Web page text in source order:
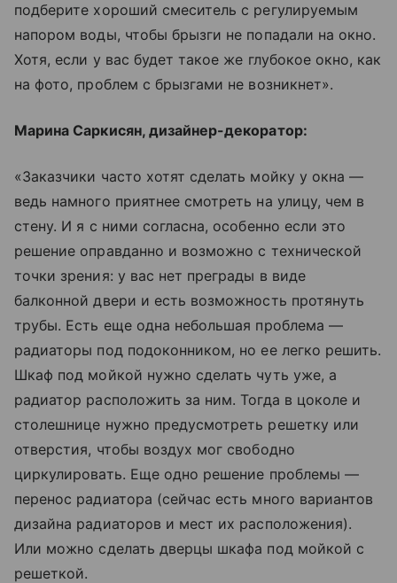
подберите хороший смеситель с регулируемым
напором воды, чтобы брызги не попадали на окно.
Хотя, если у вас будет такое же глубокое окно, как
на фото, проблем с брызгами не возникнет».
Марина Саркисян, дизайнер-декоратор:
«Заказчики часто хотят сделать мойку у окна —
ведь намного приятнее смотреть на улицу, чем в
стену. И я с ними согласна, особенно если это
решение оправданно и возможно с технической
точки зрения: у вас нет преграды в виде
балконной двери и есть возможность протянуть
трубы. Есть еще одна небольшая проблема —
радиаторы под подоконником, но ее легко решить.
Шкаф под мойкой нужно сделать чуть уже, а
радиатор расположить за ним. Тогда в цоколе и
столешнице нужно предусмотреть решетку или
отверстия, чтобы воздух мог свободно
циркулировать. Еще одно решение проблемы —
перенос радиатора (сейчас есть много вариантов
дизайна радиаторов и мест их расположения).
Или можно сделать дверцы шкафа под мойкой с
решеткой.